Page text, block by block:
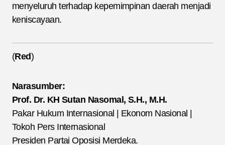
menyeluruh terhadap kepemimpinan daerah menjadi
keniscayaan.
(Red)
Narasumber:
Prof. Dr. KH Sutan Nasomal, S.H., M.H.
Pakar Hukum Internasional | Ekonom Nasional |
Tokoh Pers Internasional
Presiden Partai Oposisi Merdeka.